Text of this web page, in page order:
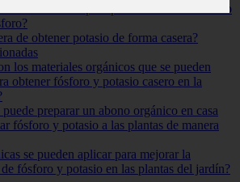
métodos caseros para producir abono con alto
de obtener potasio de forma casera?
los materiales orgánicos que se pueden
obtener fósforo y potasio casero en la
puede preparar un abono orgánico en casa
fósforo y potasio a las plantas de manera
se pueden aplicar para mejorar la
fósforo y potasio en las plantas del jardín?